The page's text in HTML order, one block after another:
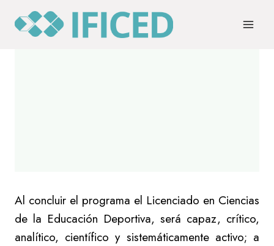
Al concluir el programa el Licenciado en Ciencias
de la Educación Deportiva, será capaz, crítico,
analítico, científico y sistemáticamente activo; a